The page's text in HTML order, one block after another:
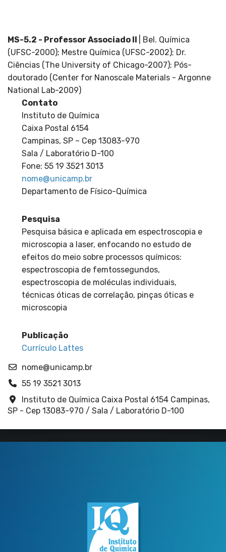
MS-5.2 - Professor Associado II
| Bel. Química
(UFSC-2000); Mestre Química (UFSC-2002); Dr.
Ciências (The University of Chicago-2007); Pós-
doutorado (Center for Nanoscale Materials - Argonne
National Lab-2009)
Contato
Instituto de Química
Caixa Postal 6154
Campinas, SP – Cep 13083-970
Sala / Laboratório D-100
Fone: 55 19 3521 3013
nome@unicamp.br
Departamento de Físico-Química
Pesquisa
Pesquisa básica e aplicada em espectroscopia e
microscopia a laser, enfocando no estudo de
efeitos do meio sobre processos químicos:
espectroscopia de femtossegundos,
espectroscopia de moléculas individuais,
técnicas óticas de correlação, pinças óticas e
microscopia
Publicação
Currículo Lattes
nome@unicamp.br
55 19 3521 3013
Instituto de Química Caixa Postal 6154 Campinas,
SP - Cep 13083-970 / Sala / Laboratório D-100